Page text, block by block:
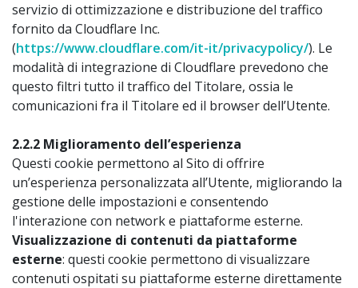
servizio di ottimizzazione e distribuzione del traffico
fornito da Cloudflare Inc.
(https://www.cloudflare.com/it-it/privacypolicy/). Le
modalità di integrazione di Cloudflare prevedono che
questo filtri tutto il traffico del Titolare, ossia le
comunicazioni fra il Titolare ed il browser dell’Utente.
2.2.2 Miglioramento dell’esperienza
Questi cookie permettono al Sito di offrire
un’esperienza personalizzata all’Utente, migliorando la
gestione delle impostazioni e consentendo
l'interazione con network e piattaforme esterne.
Visualizzazione di contenuti da piattaforme
esterne: questi cookie permettono di visualizzare
contenuti ospitati su piattaforme esterne direttamente